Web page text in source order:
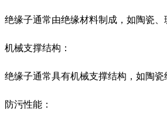
绝缘子通常由绝缘材料制成，如陶瓷
机械支撑结构：
绝缘子通常具有机械支撑结构，如陶
防污性能：